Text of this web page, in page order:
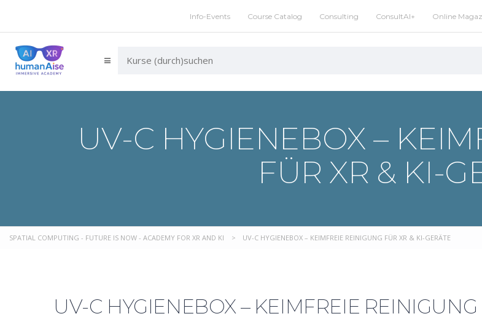
Info-Events Course Catalog Consulting ConsultAI+ Online
UV-C HYGIENEBOX –
FÜR XR & KI-
SPATIAL COMPUTING - FUTURE IS NOW - ACADEMY FOR XR AND KI > UV-C HYGIENEBOX – KEIMFREIE REINIGUNG FÜR XR & KI-GERÄTE
UV-C HYGIENEBOX – KEIMFREIE REINIGUNG